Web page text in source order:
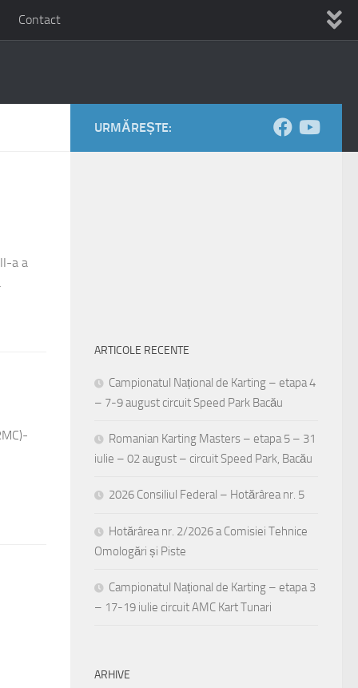
Contact
a a
URMĂREȘTE:
ARTICOLE RECENTE
Campionatul Național de Karting – etapa 4
– 7-9 august circuit Speed Park Bacău
Romanian Karting Masters – etapa 5 – 31
iulie – 02 august – circuit Speed Park, Bacău
2026 Consiliul Federal – Hotărârea nr. 5
Hotărârea nr. 2/2026 a Comisiei Tehnice
Omologări și Piste
Campionatul Național de Karting – etapa 3
– 17-19 iulie circuit AMC Kart Tunari
ARHIVE